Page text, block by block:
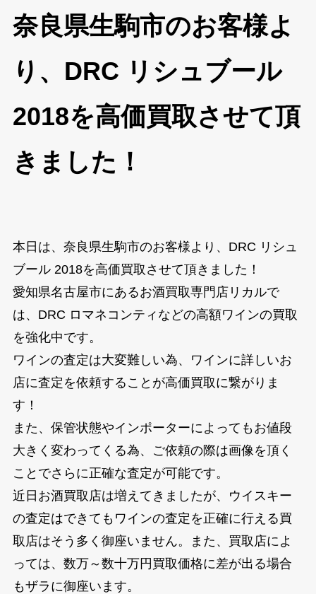
奈良県生駒市のお客様よ
り、DRC リシュブール
2018を高価買取させて頂
きました！
本日は、奈良県生駒市のお客様より、DRC リシュ
ブール 2018を高価買取させて頂きました！
愛知県名古屋市にあるお酒買取専門店リカルで
は、DRC ロマネコンティなどの高額ワインの買取
を強化中です。
ワインの査定は大変難しい為、ワインに詳しいお
店に査定を依頼することが高価買取に繋がりま
す！
また、保管状態やインポーターによってもお値段
大きく変わってくる為、ご依頼の際は画像を頂く
ことでさらに正確な査定が可能です。
近日お酒買取店は増えてきましたが、ウイスキー
の査定はできてもワインの査定を正確に行える買
取店はそう多く御座いません。また、買取店によ
っては、数万～数十万円買取価格に差が出る場合
もザラに御座います。